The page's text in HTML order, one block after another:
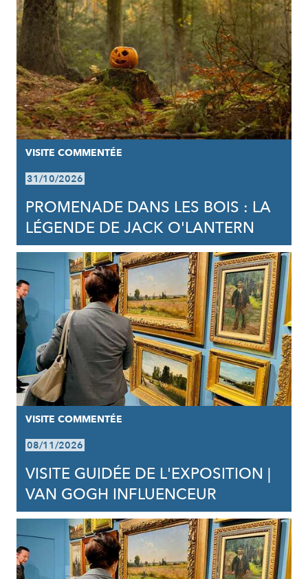
VISITE COMMENTÉE
31/10/2026
PROMENADE DANS LES BOIS : LA
LÉGENDE DE JACK O'LANTERN
VISITE COMMENTÉE
08/11/2026
VISITE GUIDÉE DE L'EXPOSITION |
VAN GOGH INFLUENCEUR